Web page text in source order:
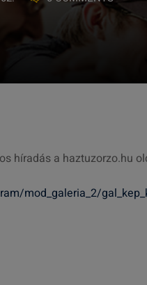
híradás a haztuzorzo.hu
mod_galeria_2/